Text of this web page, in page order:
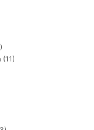
(11)